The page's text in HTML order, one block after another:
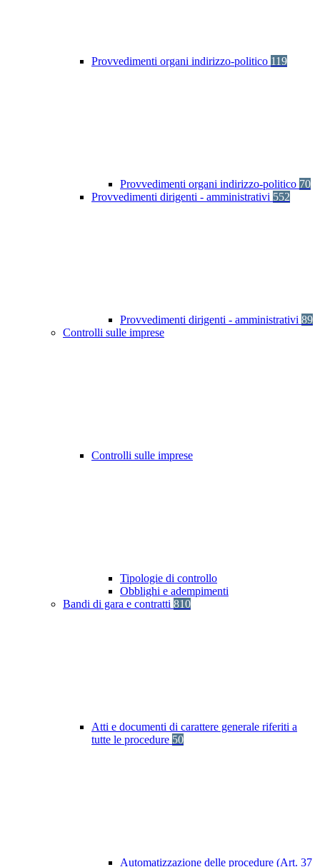
Provvedimenti organi indirizzo-politico 119
Provvedimenti organi indirizzo-politico 70
Provvedimenti dirigenti - amministrativi 552
Provvedimenti dirigenti - amministrativi 89
Controlli sulle imprese
Controlli sulle imprese
Tipologie di controllo
Obblighi e adempimenti
Bandi di gara e contratti 810
Atti e documenti di carattere generale riferiti a
tutte le procedure 50
Automatizzazione delle procedure (Art. 37